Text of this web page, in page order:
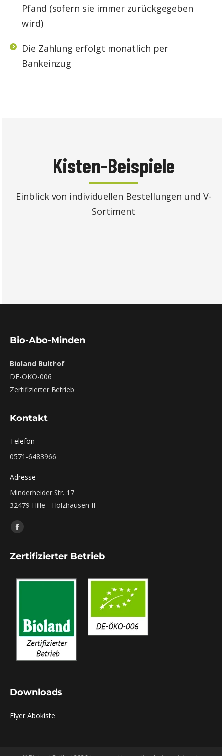
Pfand (sofern sie immer zurückgegeben
wird)
Die Zahlung erfolgt monatlich per
Bankeinzug
Kisten-Beispiele
Einblick von individuellen Bestellungen und V-
Sortiment
Bio-Abo-Minden
Bioland Bulthof
DE-ÖKO-006
Zertifizierter Betrieb
Kontakt
Telefon
0571-6483966
Adresse
Minderheider Str. 17
32479 Hille - Holzhausen II
Finden Sie uns auf:
Facebook
opens
new
Zertifizierter Betrieb
Downloads
Flyer Abokiste